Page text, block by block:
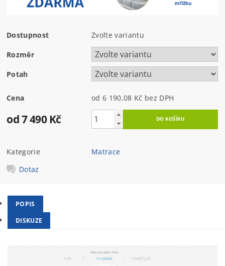
Dostupnost Zvolte variantu
Rozměr
Potah
Cena od 6 190,08 Kč bez DPH
od 7 490 Kč
Kategorie
Matrace
Dotaz
POPIS
DISKUZE